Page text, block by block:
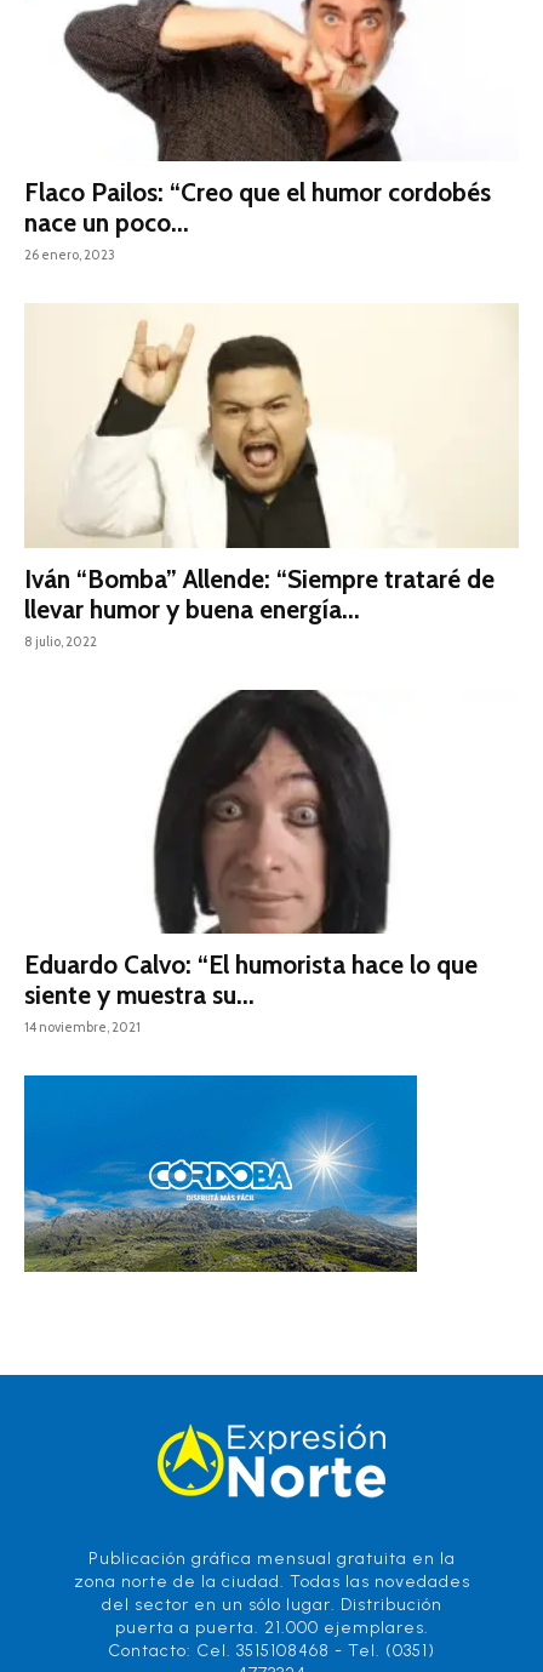
Flaco Pailos: “Creo que el humor cordobés
nace un poco...
26 enero, 2023
Iván “Bomba” Allende: “Siempre trataré de
llevar humor y buena energía...
8 julio, 2022
Eduardo Calvo: “El humorista hace lo que
siente y muestra su...
14 noviembre, 2021
Publicación gráfica mensual gratuita en la
zona norte de la ciudad. Todas las novedades
del sector en un sólo lugar. Distribución
puerta a puerta. 21.000 ejemplares.
Contacto: Cel. 3515108468 - Tel. (0351)